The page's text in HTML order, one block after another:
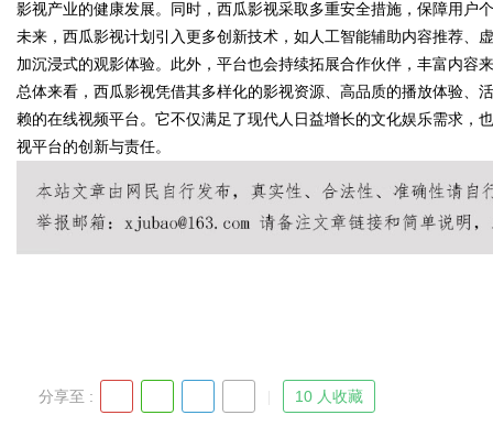
!
影视产业的健康发展。同时，西瓜影视采取多重安全措施，保障用户
未来，西瓜影视计划引入更多创新技术，如人工智能辅助内容推荐、
加沉浸式的观影体验。此外，平台也会持续拓展合作伙伴，丰富内容
总体来看，西瓜影视凭借其多样化的影视资源、高品质的播放体验、
赖的在线视频平台。它不仅满足了现代人日益增长的文化娱乐需求，
视平台的创新与责任。
分享至 : 10 人收藏